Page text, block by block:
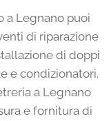
a Legnano puoi
di riparazione
di doppi
e condizionatori.
a Legnano
e fornitura di